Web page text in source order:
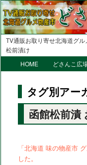
TV通販お取り寄せ北海道グル
松前漬け
イ
メ
ン
コ
ン
テ
ン
サ
コ
ン
テ
ン
ツ
HOME どさんこ広
タグ別アー
函館松前漬
「北海道 味の物産市
した。